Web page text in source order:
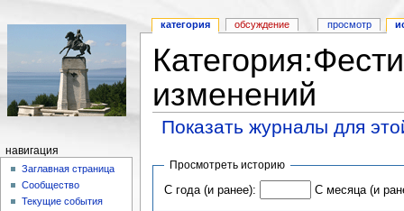
изменений
Показать журналы для
Просмотреть историю
С года (и ранее): С месяца (и
категория обсуждение просмотр
навигация
Заглавная страница
Сообщество
Текущие события